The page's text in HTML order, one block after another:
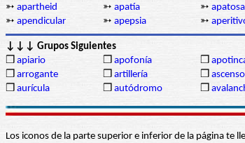
➳ apartheid ➳ apatía ➳
➳ apendicular ➳ apepsia ➳
↓↓↓ Grupos Siguientes
❒ apiario ❒ apofonía ❒
❒ arrogante ❒ artillería ❒
❒ aurícula ❒ autódromo ❒
Los iconos de la parte superior e inferior de la página te